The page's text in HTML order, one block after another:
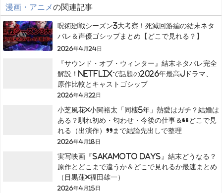
漫画・アニメの関連記事
呪術廻戦シーズン3大考察！死滅回游編の結末ネタ
バレ＆声優ゴシップまとめ【どこで見れる？】
2026年4月24日
『サウンド・オブ・ウィンター』結末ネタバレ完全
解説！Netflixで話題の2026年最高Jドラマ、
原作比較とキャストゴシップ
2026年4月22日
小芝風花×小関裕太「同棲5年」熱愛はガチ？結婚は
ある？馴れ初め・匂わせ・今後の仕事＆“どこで見
れる（出演作）”まで結論先出しで整理
2026年4月18日
実写映画『SAKAMOTO DAYS』結末どうなる？
原作とどこまで違うか＆どこで見れるか最速まとめ
（目黒蓮×福田雄一）
2026年4月15日